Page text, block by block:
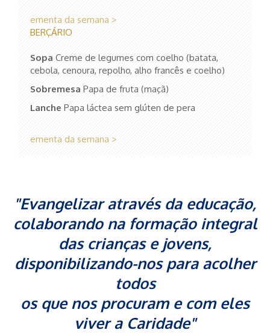
ementa da semana >
BERÇÁRIO
Sopa Creme de legumes com coelho (batata,
cebola, cenoura, repolho, alho francês e coelho)
Sobremesa Papa de fruta (maçã)
Lanche Papa láctea sem glúten de pera
ementa da semana >
"Evangelizar através da educação,
colaborando na formação integral
das crianças e jovens,
disponibilizando-nos para acolher
todos
os que nos procuram e com eles
viver a Caridade"